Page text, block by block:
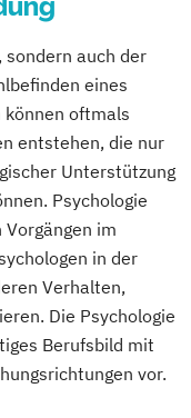
r Berater/-
auch der
eines
können oftmals
entstehen, die nur
Unterstützung
Psychologie
im
in der
Verhalten,
Die Psychologie
Berufsbild mit
vor.